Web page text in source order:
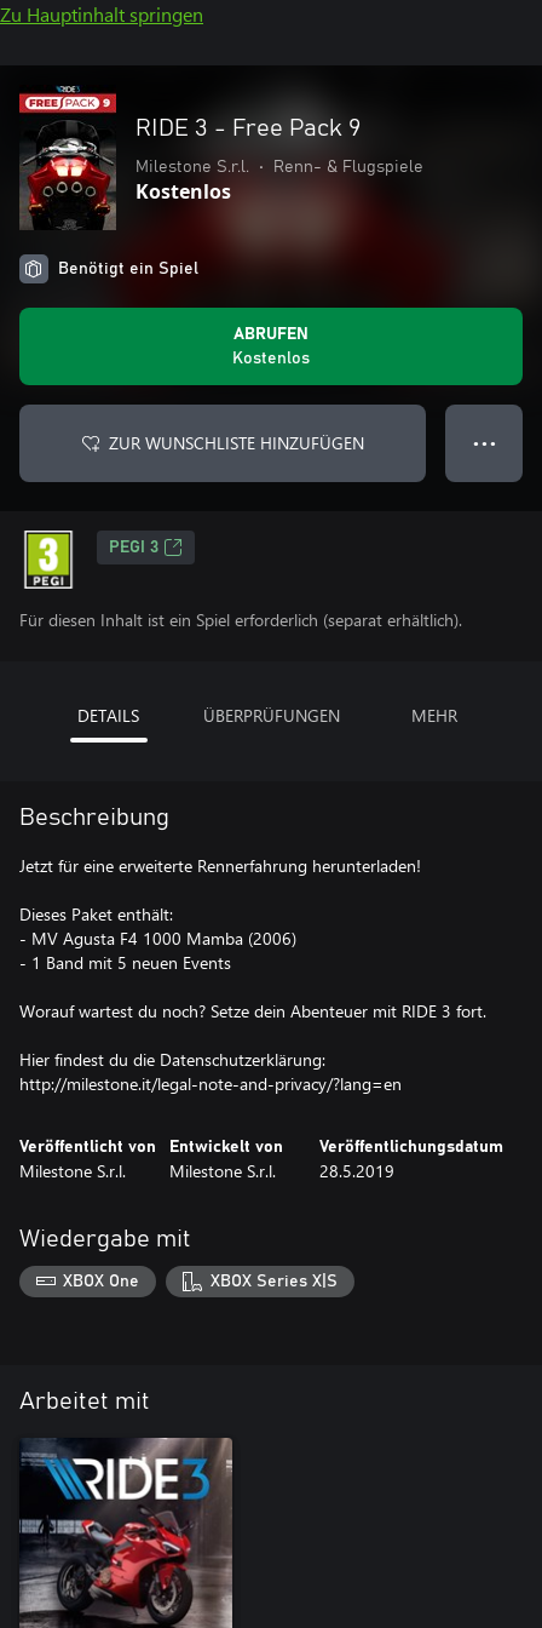
Zu Hauptinhalt springen
RIDE 3 - Free Pack 9
Milestone S.r.l. • Renn- & Flugspiele
Kostenlos
Benötigt ein Spiel
ABRUFEN
Kostenlos
ZUR WUNSCHLISTE HINZUFÜGEN ● ● ●
PEGI 3
Für diesen Inhalt ist ein Spiel erforderlich (separat erhältlich).
DETAILS ÜBERPRÜFUNGEN MEHR
Beschreibung
Jetzt für eine erweiterte Rennerfahrung herunterladen!
Dieses Paket enthält:
- MV Agusta F4 1000 Mamba (2006)
- 1 Band mit 5 neuen Events
Worauf wartest du noch? Setze dein Abenteuer mit RIDE 3 fort.
Hier findest du die Datenschutzerklärung:
http://milestone.it/legal-note-and-privacy/?lang=en
Veröffentlicht von
Milestone S.r.l.
Entwickelt von
Milestone S.r.l.
Veröffentlichungsdatum
28.5.2019
Wiedergabe mit
XBOX One XBOX Series X|S
Arbeitet mit